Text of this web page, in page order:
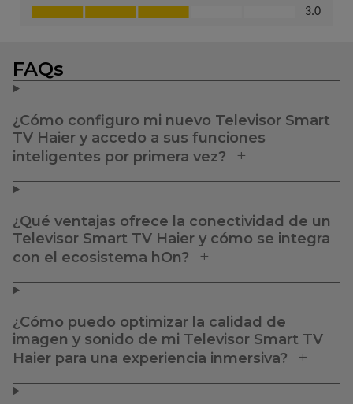
FAQs
¿Cómo configuro mi nuevo Televisor Smart
TV Haier y accedo a sus funciones
inteligentes por primera vez?
¿Qué ventajas ofrece la conectividad de un
Televisor Smart TV Haier y cómo se integra
con el ecosistema hOn?
¿Cómo puedo optimizar la calidad de
imagen y sonido de mi Televisor Smart TV
Haier para una experiencia inmersiva?